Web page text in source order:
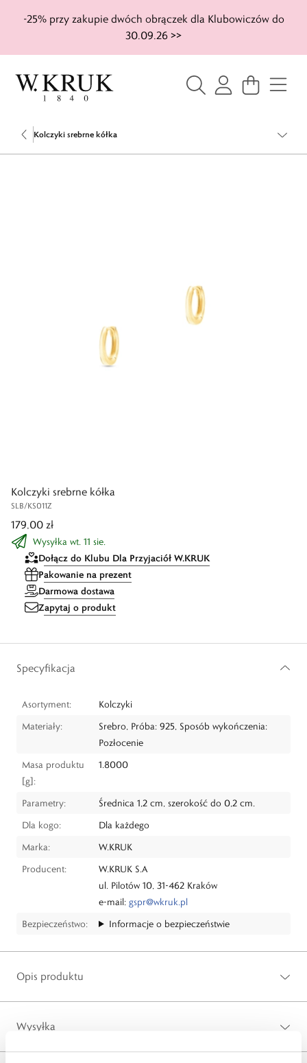
-25% przy zakupie dwóch obrączek dla Klubowiczów do
30.09.26 >>
Kolczyki srebrne kółka
Kolczyki srebrne kółka
SLB/KS011Z
179,00 zł
Wysyłka wt. 11 sie.
Dołącz do Klubu Dla Przyjaciół W.KRUK
Pakowanie na prezent
Darmowa dostawa
Zapytaj o produkt
Specyfikacja
Asortyment:
Kolczyki
Materiały:
Srebro, Próba: 925, Sposób wykończenia:
Pozłocenie
Masa produktu
[g]:
1.8000
Parametry:
Średnica 1,2 cm, szerokość do 0,2 cm.
Dla kogo:
Dla każdego
Marka:
W.KRUK
Producent:
W.KRUK S.A
ul. Pilotów 10, 31-462 Kraków
e-mail: gspr@wkruk.pl
Bezpieczeństwo:
Informacje o bezpieczeństwie
Opis produktu
Wysyłka